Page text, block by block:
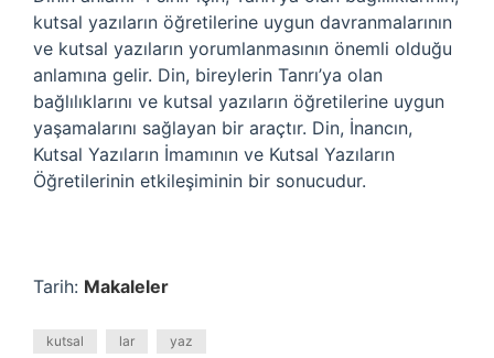
kutsal yazıların öğretilerine uygun davranmalarının
ve kutsal yazıların yorumlanmasının önemli olduğu
anlamına gelir. Din, bireylerin Tanrı’ya olan
bağlılıklarını ve kutsal yazıların öğretilerine uygun
yaşamalarını sağlayan bir araçtır. Din, İnancın,
Kutsal Yazıların İmamının ve Kutsal Yazıların
Öğretilerinin etkileşiminin bir sonucudur.
Tarih: Makaleler
kutsal lar yaz